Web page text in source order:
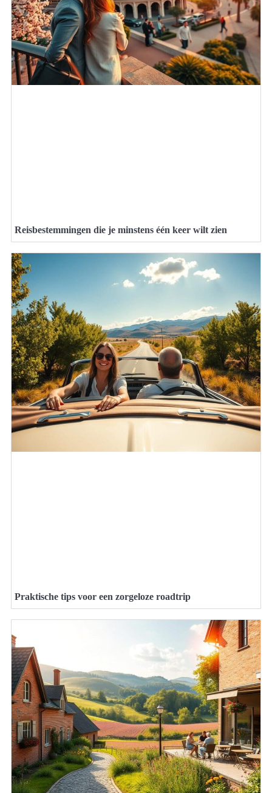
Reisbestemmingen die je minstens één keer wilt zien
Praktische tips voor een zorgeloze roadtrip